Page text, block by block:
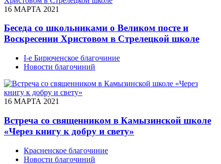
16 МАРТА 2021
Беседа со школьниками о Великом посте и
Воскресении Христовом в Стрелецкой школе
I-е Бирюченское благочиние
Новости благочиний
16 МАРТА 2021
Встреча со священником в Камызинской школе
«Через книгу к добру и свету»
Красненское благочиние
Новости благочиний